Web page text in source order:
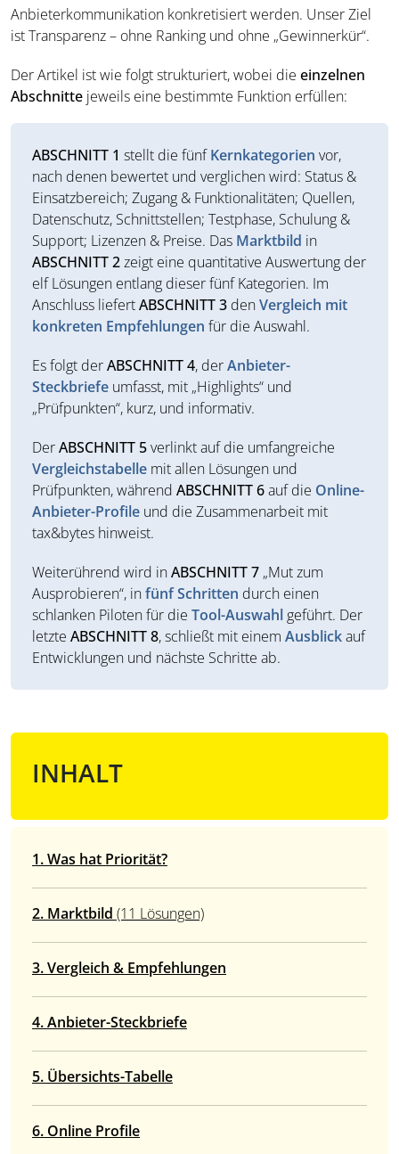
Anbieterkommunikation konkretisiert werden. Unser Ziel
ist Transparenz – ohne Ranking und ohne „Gewinnerkür“.
Der Artikel ist wie folgt strukturiert, wobei die einzelnen
Abschnitte jeweils eine bestimmte Funktion erfüllen:
ABSCHNITT 1 stellt die fünfKernkategorien vor,
nach denen bewertet und verglichen wird: Status &
Einsatzbereich; Zugang & Funktionalitäten; Quellen,
Datenschutz, Schnittstellen; Testphase, Schulung &
Support; Lizenzen & Preise. Das Marktbild in
ABSCHNITT 2zeigt eine quantitative Auswertung der
elf Lösungen entlang dieser fünf Kategorien. Im
Anschluss liefertABSCHNITT 3 denVergleich mit
konkreten Empfehlungen für die Auswahl.
Es folgt derABSCHNITT 4, derAnbieter-
Steckbriefe umfasst, mit „Highlights“ und
„Prüfpunkten“, kurz, und informativ.
DerABSCHNITT 5verlinkt auf die umfangreiche
Vergleichstabelle mit allen Lösungen und
Prüfpunkten, während ABSCHNITT 6auf die Online-
Anbieter-Profile und die Zusammenarbeit mit
tax&bytes hinweist.
Weiterührend wird inABSCHNITT 7 „Mut zum
Ausprobieren“, infünf Schritten durch einen
schlanken Piloten für die Tool-Auswahl geführt. Der
letzte ABSCHNITT 8, schließt mit einem Ausblickauf
Entwicklungen und nächste Schritte ab.
INHALT
1. Was hat Priorität?
2. Marktbild (11 Lösungen)
3. Vergleich & Empfehlungen
4. Anbieter-Steckbriefe
5. Übersichts-Tabelle
6. Online Profile